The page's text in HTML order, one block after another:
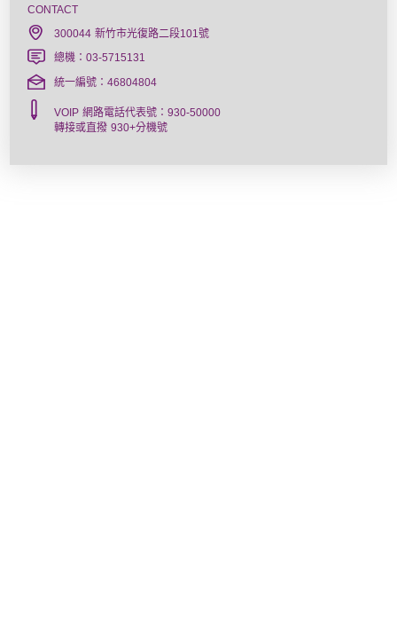
CONTACT
300044 新竹市光復路二段101號
總機：03-5715131
統一編號：46804804
VOIP 網路電話代表號：930-50000
轉接或直撥 930+分機號